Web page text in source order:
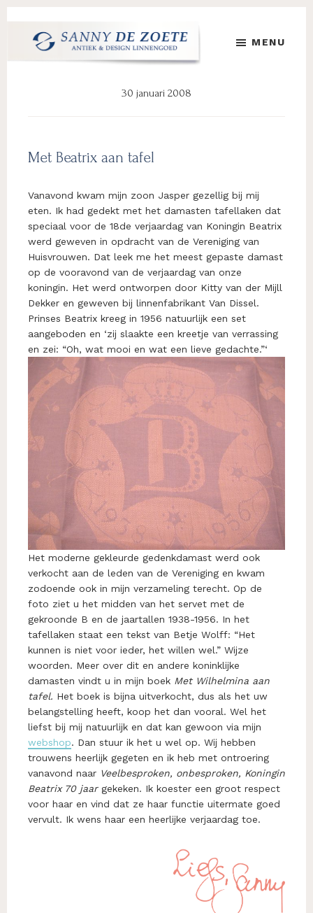
hoofd
eerste
voettekst
Design
MENU
Met Beatrix aan tafel
30 januari 2008
Vanavond kwam mijn zoon Jasper gezellig bij mij
eten. Ik had gedekt met het damasten tafellaken dat
speciaal voor de 18de verjaardag van Koningin Beatrix
werd geweven in opdracht van de Vereniging van
Huisvrouwen. Dat leek me het meest gepaste damast
op de vooravond van de verjaardag van onze
koningin. Het werd ontworpen door Kitty van der Mijll
Dekker en geweven bij linnenfabrikant Van Dissel.
Prinses Beatrix kreeg in 1956 natuurlijk een set
aangeboden en ‘zij slaakte een kreetje van verrassing
en zei: “Oh, wat mooi en wat een lieve gedachte.”‘
Het moderne gekleurde gedenkdamast werd ook
verkocht aan de leden van de Vereniging en kwam
zodoende ook in mijn verzameling terecht. Op de
foto ziet u het midden van het servet met de
gekroonde B en de jaartallen 1938-1956. In het
tafellaken staat een tekst van Betje Wolff: “Het
kunnen is niet voor ieder, het willen wel.” Wijze
woorden. Meer over dit en andere koninklijke
damasten vindt u in mijn boek Met Wilhelmina aan
tafel. Het boek is bijna uitverkocht, dus als het uw
belangstelling heeft, koop het dan vooral. Wel het
liefst bij mij natuurlijk en dat kan gewoon via mijn
webshop. Dan stuur ik het u wel op. Wij hebben
trouwens heerlijk gegeten en ik heb met ontroering
vanavond naar Veelbesproken, onbesproken, Koningin
Beatrix 70 jaargekeken. Ik koester een groot respect
voor haar en vind dat ze haar functie uitermate goed
vervult. Ik wens haar een heerlijke verjaardag toe.